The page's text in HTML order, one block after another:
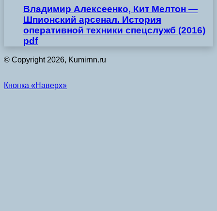
Владимир Алексеенко, Кит Мелтон —
Шпионский арсенал. История
оперативной техники спецслужб (2016)
pdf
© Copyright 2026, Kumirnn.ru
Кнопка «Наверх»